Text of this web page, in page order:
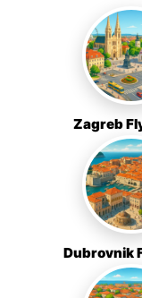
Zagreb
Dubrovnik